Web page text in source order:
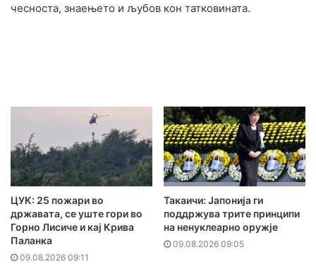
чесноста, знаењето и љубов кон татковината.
ЦУК: 25 пожари во
државата, се уште гори во
Горно Лисиче и кај Крива
Паланка
09.08.2026 09:11
Такаичи: Јапонија ги
поддржува трите принципи
на ненуклеарно оружје
09.08.2026 09:05